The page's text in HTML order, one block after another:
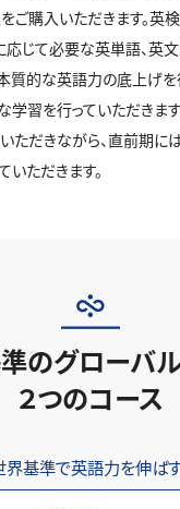
ご購入いただきます。英
応じて必要な英単語、英
質的な英語力の底上げ
学習を行っていただきま
ただきながら、直前期に
ただきます。
のグローバ
２つのコース
界基準で英語力を伸ばす